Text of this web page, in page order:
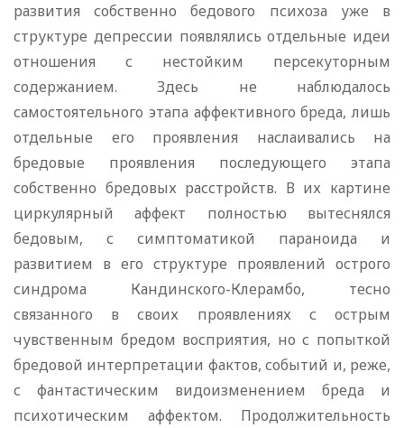
развития собственно бедового психоза уже в
структуре депрессии появлялись отдельные идеи
отношения с нестойким персекуторным
содержанием. Здесь не наблюдалось
самостоятельного этапа аффективного бреда, лишь
отдельные его проявления наслаивались на
бредовые проявления последующего этапа
собственно бредовых расстройств. В их картине
циркулярный аффект полностью вытеснялся
бедовым, с симптоматикой параноида и
развитием в его структуре проявлений острого
синдрома Кандинского-Клерамбо, тесно
связанного в своих проявлениях с острым
чувственным бредом восприятия, но с попыткой
бредовой интерпретации фактов, событий и, реже,
с фантастическим видоизменением бреда и
психотическим аффектом. Продолжительность